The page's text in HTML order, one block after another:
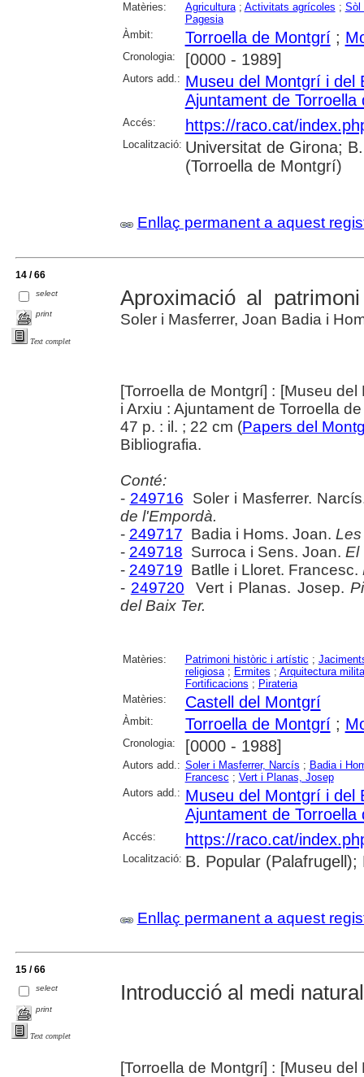
Matèries: Agricultura; Activitats agrícoles ; Sòl
Pagesia
Àmbit:
Torroella de Montgrí;
Cronologia: [0000 - 1989]
Autors add.: Museu del Montgrí i del
Ajuntament de Torroella
Accés: https://raco.cat/
Localització: Universitat de Girona;
(Torroella de Montgrí)
Enllaç permanent a aquest
14 / 66
select
print
Text complet
Aproximació al
Soler i Masferrer, Joan Badia i
[Torroella de Montgrí] : [Museu
i Arxiu : Ajuntament de Torroella
47 p. : il. ; 22 cm (Papers del
Bibliografia.
Conté:
- 249716 Soler i Masferrer.
de l'Empordà.
- 249717 Badia i Homs. Joan.
- 249718 Surroca i Sens. Joan. El
- 249719 Batlle i Lloret. Francesc.
- 249720 Vert i Planas. Josep.
del Baix Ter.
Matèries: Patrimoni històric i artístic ;
religiosa; Ermites ; Arquitectura
Fortificacions ; Pirateria
Matèries:
Castell del Montgrí
Àmbit: Torroella de Montgrí;
Cronologia: [0000 - 1988]
Autors add.: Soler i Masferrer, Narcís ; Badia i
Francesc ; Vert i Planas, Josep
Autors add.: Museu del Montgrí i del
Ajuntament de Torroella
Accés: https://raco.cat/
Localització: B. Popular
Enllaç permanent a aquest
15 / 66
select
print
Text complet
Introducció al medi
[Torroella de Montgrí] : [Museu